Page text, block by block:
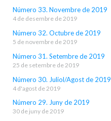
Número 33. Novembre de 2019
4 de desembre de 2019
Número 32. Octubre de 2019
5 de novembre de 2019
Número 31. Setembre de 2019
25 de setembre de 2019
Número 30. Juliol/Agost de 2019
4 d'agost de 2019
Número 29. Juny de 2019
30 de juny de 2019